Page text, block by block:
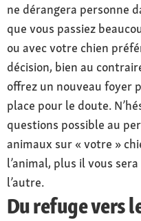
ne dérangera personne
que vous passiez
ou avec votre chien
décision, bien au
offrez un nouveau foyer
place pour le doute.
questions possible au
animaux sur « votre »
l’animal, plus il vous
l’autre.
Du refuge vers